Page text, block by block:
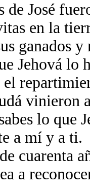
de José
en la
ganados
Jehová lo
el
vinieron
lo que
a mí y a ti.
cuarenta
a